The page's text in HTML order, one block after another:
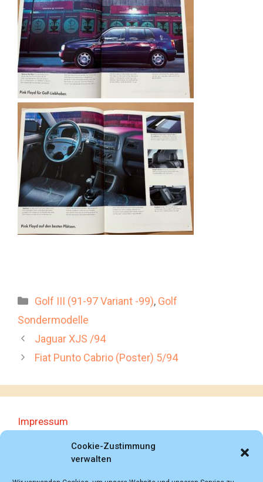
Cookie-Zustimmung
verwalten
Kategorien
Golf III (91-97 Variant -99), Golf
Sondermodelle
Jaguar XJS /94
Fiat Punto Cabrio (Poster) 5/94
Impressum
Datenschutzerklärung